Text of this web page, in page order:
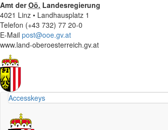
Amt derOö. Landesregierung
4021 Linz • Landhausplatz 1
Telefon (+43 732) 77 20-0
E-Mail post@ooe.gv.at
www.land-oberoesterreich.gv.at
Accesskeys